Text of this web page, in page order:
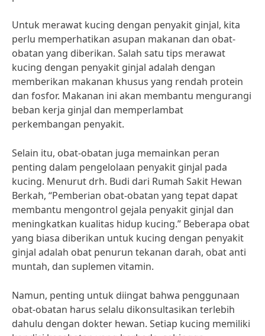
Untuk merawat kucing dengan penyakit ginjal, kita
perlu memperhatikan asupan makanan dan obat-
obatan yang diberikan. Salah satu tips merawat
kucing dengan penyakit ginjal adalah dengan
memberikan makanan khusus yang rendah protein
dan fosfor. Makanan ini akan membantu mengurangi
beban kerja ginjal dan memperlambat
perkembangan penyakit.
Selain itu, obat-obatan juga memainkan peran
penting dalam pengelolaan penyakit ginjal pada
kucing. Menurut drh. Budi dari Rumah Sakit Hewan
Berkah, “Pemberian obat-obatan yang tepat dapat
membantu mengontrol gejala penyakit ginjal dan
meningkatkan kualitas hidup kucing.” Beberapa obat
yang biasa diberikan untuk kucing dengan penyakit
ginjal adalah obat penurun tekanan darah, obat anti
muntah, dan suplemen vitamin.
Namun, penting untuk diingat bahwa penggunaan
obat-obatan harus selalu dikonsultasikan terlebih
dahulu dengan dokter hewan. Setiap kucing memiliki